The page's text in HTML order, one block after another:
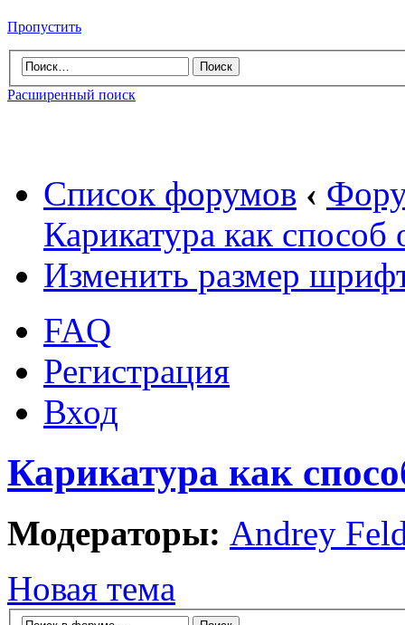
Пропустить
Расширенный поиск
Список форумов ‹
Карикатура как
Изменить размер
FAQ
Регистрация
Вход
Карикатура как
Модераторы: Andrey
Новая тема